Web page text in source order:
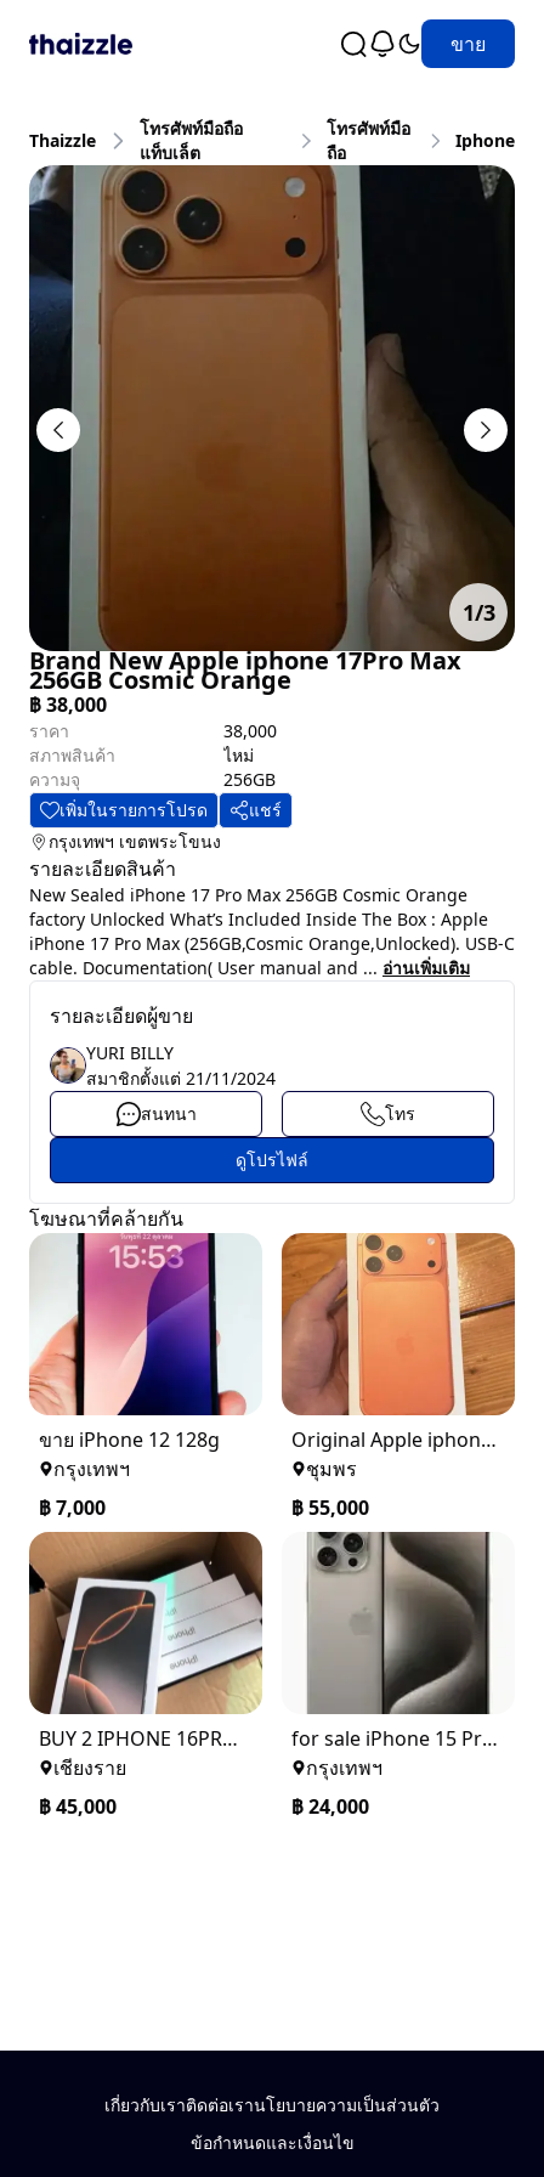
ขาย
Thaizzle
โทรศัพท์มือถือ
แท็บเล็ต
โทรศัพท์มือ
ถือ
Iphone
1/3
Brand New Apple iphone 17Pro Max
256GB Cosmic Orange
฿38,000
ราคา
38,000
สภาพสินค้า
ไหม่
ความจุ
256GB
เพิ่มในรายการโปรด
แชร์
กรุงเทพฯ เขตพระโขนง
รายละเอียดสินค้า
New Sealed iPhone 17 Pro Max 256GB Cosmic Orange
factory Unlocked What’s Included Inside The Box : Apple
iPhone 17 Pro Max (256GB,Cosmic Orange,Unlocked). USB-C
cable. Documentation( User manual and ... อ่านเพิ่มเติม
รายละเอียดผู้ขาย
YURI BILLY
สมาชิกตั้งแต่ 21/11/2024
สนทนา
โทร
ดูโปรไฟล์
โฆษณาที่คล้ายกัน
ขาย iPhone 12 128g
กรุงเทพฯ
฿7,000
Original Apple iphone 17 Pro Max Unlocked+ Warranty
ชุมพร
฿55,000
BUY 2 IPHONE 16PRO MAX AND GET 1 IPHONE 15 FOR FREE
เชียงราย
฿45,000
for sale iPhone 15 Pro Max 256GB
กรุงเทพฯ
฿24,000
เกี่ยวกับเราติดต่อเรานโยบายความเป็นส่วนตัว
ข้อกำหนดและเงื่อนไข